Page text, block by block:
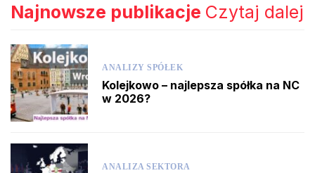
Najnowsze publikacje Czytaj dalej
ANALIZY SPÓŁEK
Kolejkowo – najlepsza spółka na NC
w 2026?
ANALIZA SEKTORA